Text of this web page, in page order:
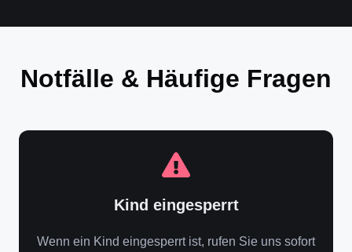
Notfälle & Häufige Fragen
Kind eingesperrt
Wenn ein Kind eingesperrt ist, rufen Sie uns sofort